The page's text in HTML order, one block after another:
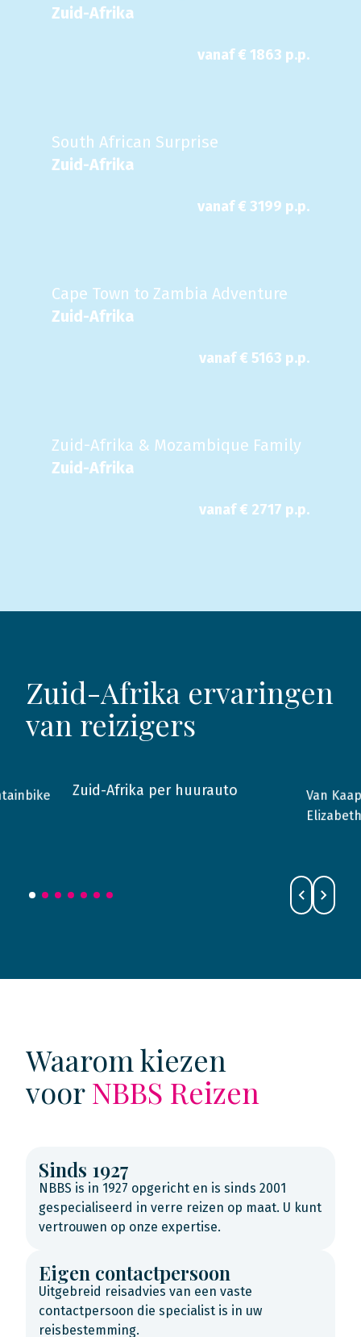
Zuid-Afrika
vanaf € 1863 p.p.
South African Surprise
Zuid-Afrika
vanaf € 3199 p.p.
Cape Town to Zambia Adventure
Zuid-Afrika
vanaf € 5163 p.p.
Zuid-Afrika & Mozambique Family
Zuid-Afrika
vanaf € 2717 p.p.
Zuid-Afrika ervaringen
van reizigers
2013 Zuid-Afrika
Zuid-Afrika per huurauto
2014
Van
Waarom kiezen
voorNBBS Reizen
Sinds 1927
NBBS is in 1927 opgericht en is sinds 2001
gespecialiseerd in verre reizen op maat. U kunt
vertrouwen op onze expertise.
Eigen contactpersoon
Uitgebreid reisadvies van een vaste
contactpersoon die specialist is in uw
reisbestemming.